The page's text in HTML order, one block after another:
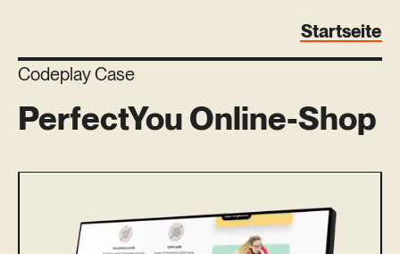
Startseite
Codeplay Case
PerfectYou Online-Shop